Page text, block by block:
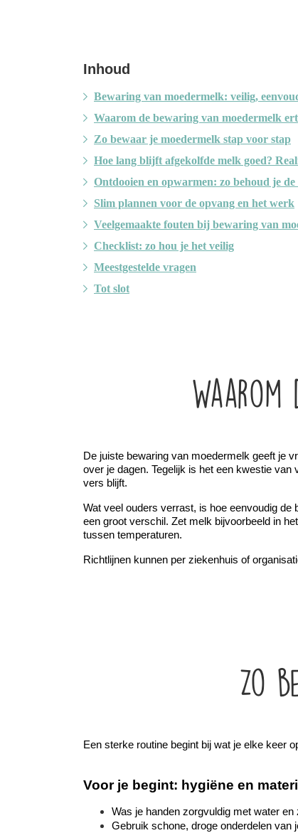
Inhoud
Bewaring van moedermelk: veilig,
Waarom de bewaring van moedermelk
Zo bewaar je moedermelk stap voor stap
Hoe lang blijft afgekolfde melk goed?
Ontdooien en opwarmen: zo behoud je
Slim plannen voor de opvang en het werk
Veelgemaakte fouten bij bewaring van
Checklist: zo hou je het veilig
Meestgestelde vragen
Tot slot
De juiste bewaring van moedermelk geeft je
over je dagen. Tegelijk is het een kwestie
vers blijft.
Wat veel ouders verrast, is hoe eenvoudig
een groot verschil. Zet melk bijvoorbeeld in
tussen temperaturen.
Richtlijnen kunnen per ziekenhuis of
Zo
Een sterke routine begint bij wat je elke keer
Voor je begint: hygiëne en
Was je handen zorgvuldig met water en
Gebruik schone, droge onderdelen van